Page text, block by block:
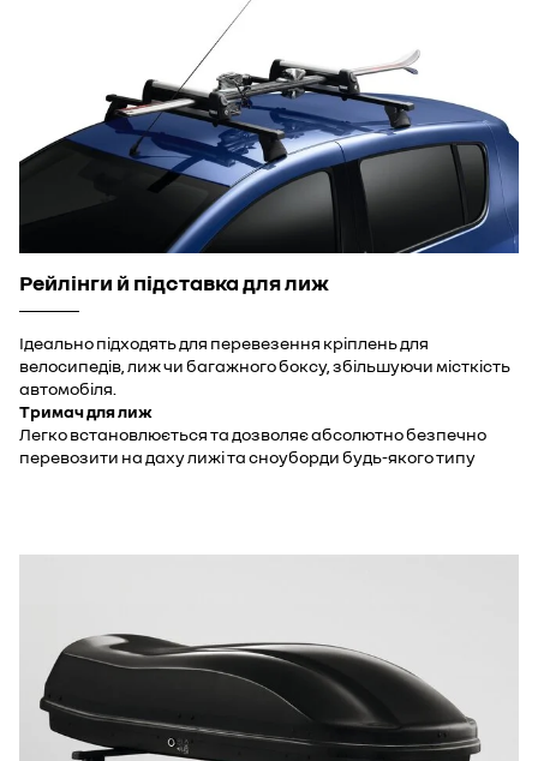
Рейлінги й підставка для лиж
Ідеально підходять для перевезення кріплень для
велосипедів, лиж чи багажного боксу, збільшуючи місткість
автомобіля.
Тримач для лиж
Легко встановлюється та дозволяє абсолютно безпечно
перевозити на даху лижі та сноуборди будь-якого типу